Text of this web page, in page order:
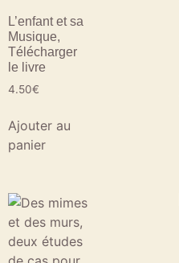
L’enfant et sa
Musique,
Télécharger
le livre
4.50€
Ajouter au
panier